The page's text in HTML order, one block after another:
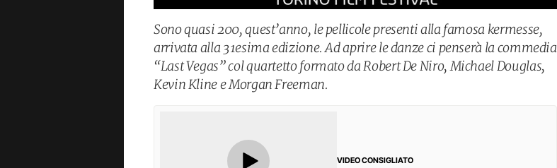
Sono quasi 200, quest’anno, le pellicole presenti alla famosa kermesse,
arrivata alla 31esima edizione. Ad aprire le danze ci penserà la commedia
“Last Vegas” col quartetto formato da Robert De Niro, Michael Douglas,
Kevin Kline e Morgan Freeman.
VIDEO CONSIGLIATO